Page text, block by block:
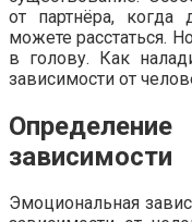
от партнёра,
можете расстаться.
в голову. Как
зависимости от
зависимости
Эмоциональная